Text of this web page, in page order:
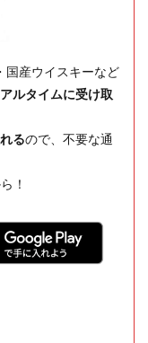
産ウイスキーなど
ルタイムに受け取
るので、不要な通
！